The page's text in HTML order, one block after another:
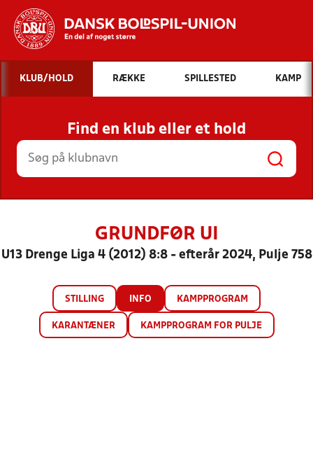
Hvad vil du søge efter?
INDHOLD OG NYHEDER
STILLINGER, RESULTATER, KLUBBER OG
HOLD
KLUB/HOLD RÆKKE SPILLESTED KAMP
Find en klub eller et hold
GRUNDFØR UI
U13 Drenge Liga 4 (2012) 8:8 - efterår 2024, Pulje 758
STILLING INFO KAMPPROGRAM
KARANTÆNER KAMPPROGRAM FOR PULJE